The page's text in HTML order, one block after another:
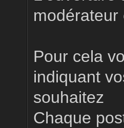
modérateur
Pour cela
indiquant
souhaitez
Chaque